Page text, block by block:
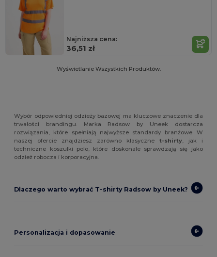
Najniższa cena:
36,51 zł
Wyświetlanie Wszystkich Produktów.
Wybór odpowiedniej odzieży bazowej ma kluczowe znaczenie dla
trwałości brandingu. Marka Radsow by Uneek dostarcza
rozwiązania, które spełniają najwyższe standardy branżowe. W
naszej ofercie znajdziesz zarówno klasyczne t-shirty, jak i
techniczne koszulki polo, które doskonale sprawdzają się jako
odzież robocza i korporacyjna.
Dlaczego warto wybrać T-shirty Radsow by Uneek?
Personalizacja i dopasowanie